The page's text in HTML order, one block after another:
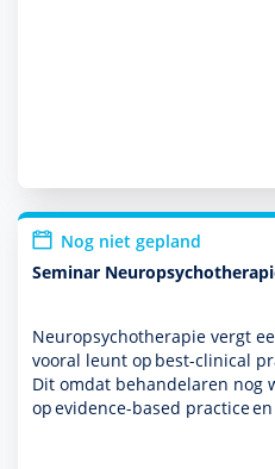
Nog niet gepland
Seminar
Neuropsycho­thera­pie vergt
vooral leunt op best-clinical
Dit omdat behan­delaren nog
op evidence-based practice